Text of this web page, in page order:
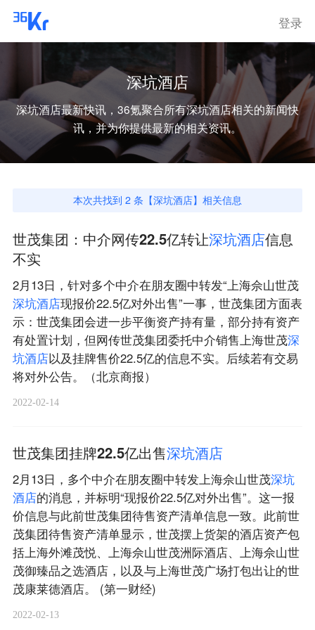
登录
深坑酒店
深坑酒店最新快讯，36氪聚合所有深坑酒店相关的新闻快
讯，并为你提供最新的相关资讯。
本次共找到 2 条【深坑酒店】相关信息
世茂集团：中介网传22.5亿转让深坑酒店信息
不实
2月13日，针对多个中介在朋友圈中转发“上海佘山世茂
深坑酒店现报价22.5亿对外出售”一事，世茂集团方面表
示：世茂集团会进一步平衡资产持有量，部分持有资产
有处置计划，但网传世茂集团委托中介销售上海世茂深
坑酒店以及挂牌售价22.5亿的信息不实。后续若有交易
将对外公告。（北京商报）
2022-02-14
世茂集团挂牌22.5亿出售深坑酒店
2月13日，多个中介在朋友圈中转发上海佘山世茂深坑
酒店的消息，并标明“现报价22.5亿对外出售”。这一报
价信息与此前世茂集团待售资产清单信息一致。此前世
茂集团待售资产清单显示，世茂摆上货架的酒店资产包
括上海外滩茂悦、上海佘山世茂洲际酒店、上海佘山世
茂御臻品之选酒店，以及与上海世茂广场打包出让的世
茂康莱德酒店。 (第一财经)
2022-02-13